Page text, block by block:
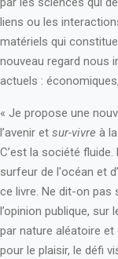
liens ou les
matériels qui
nouveau regard nous
actuels :
« Je propose une
l’avenir et sur-vivre à
C’est la société
surfeur de l'océan et
ce livre. Ne dit-on pas
l’opinion publique, sur
par nature aléatoire
pour le plaisir, le défi